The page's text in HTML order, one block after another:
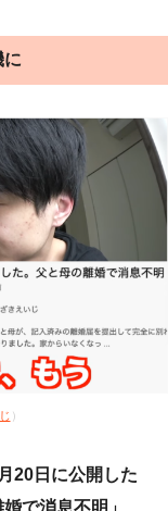
に
）
20日に公開した
で消息不明」